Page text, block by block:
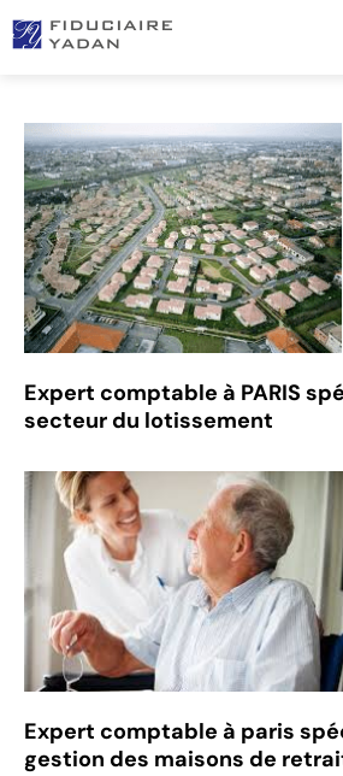
Expert comptable à PARIS
secteur du lotissement
Expert comptable à paris
gestion des maisons de